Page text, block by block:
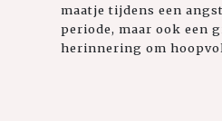
maatje tijdens een
periode, maar ook een
herinnering om